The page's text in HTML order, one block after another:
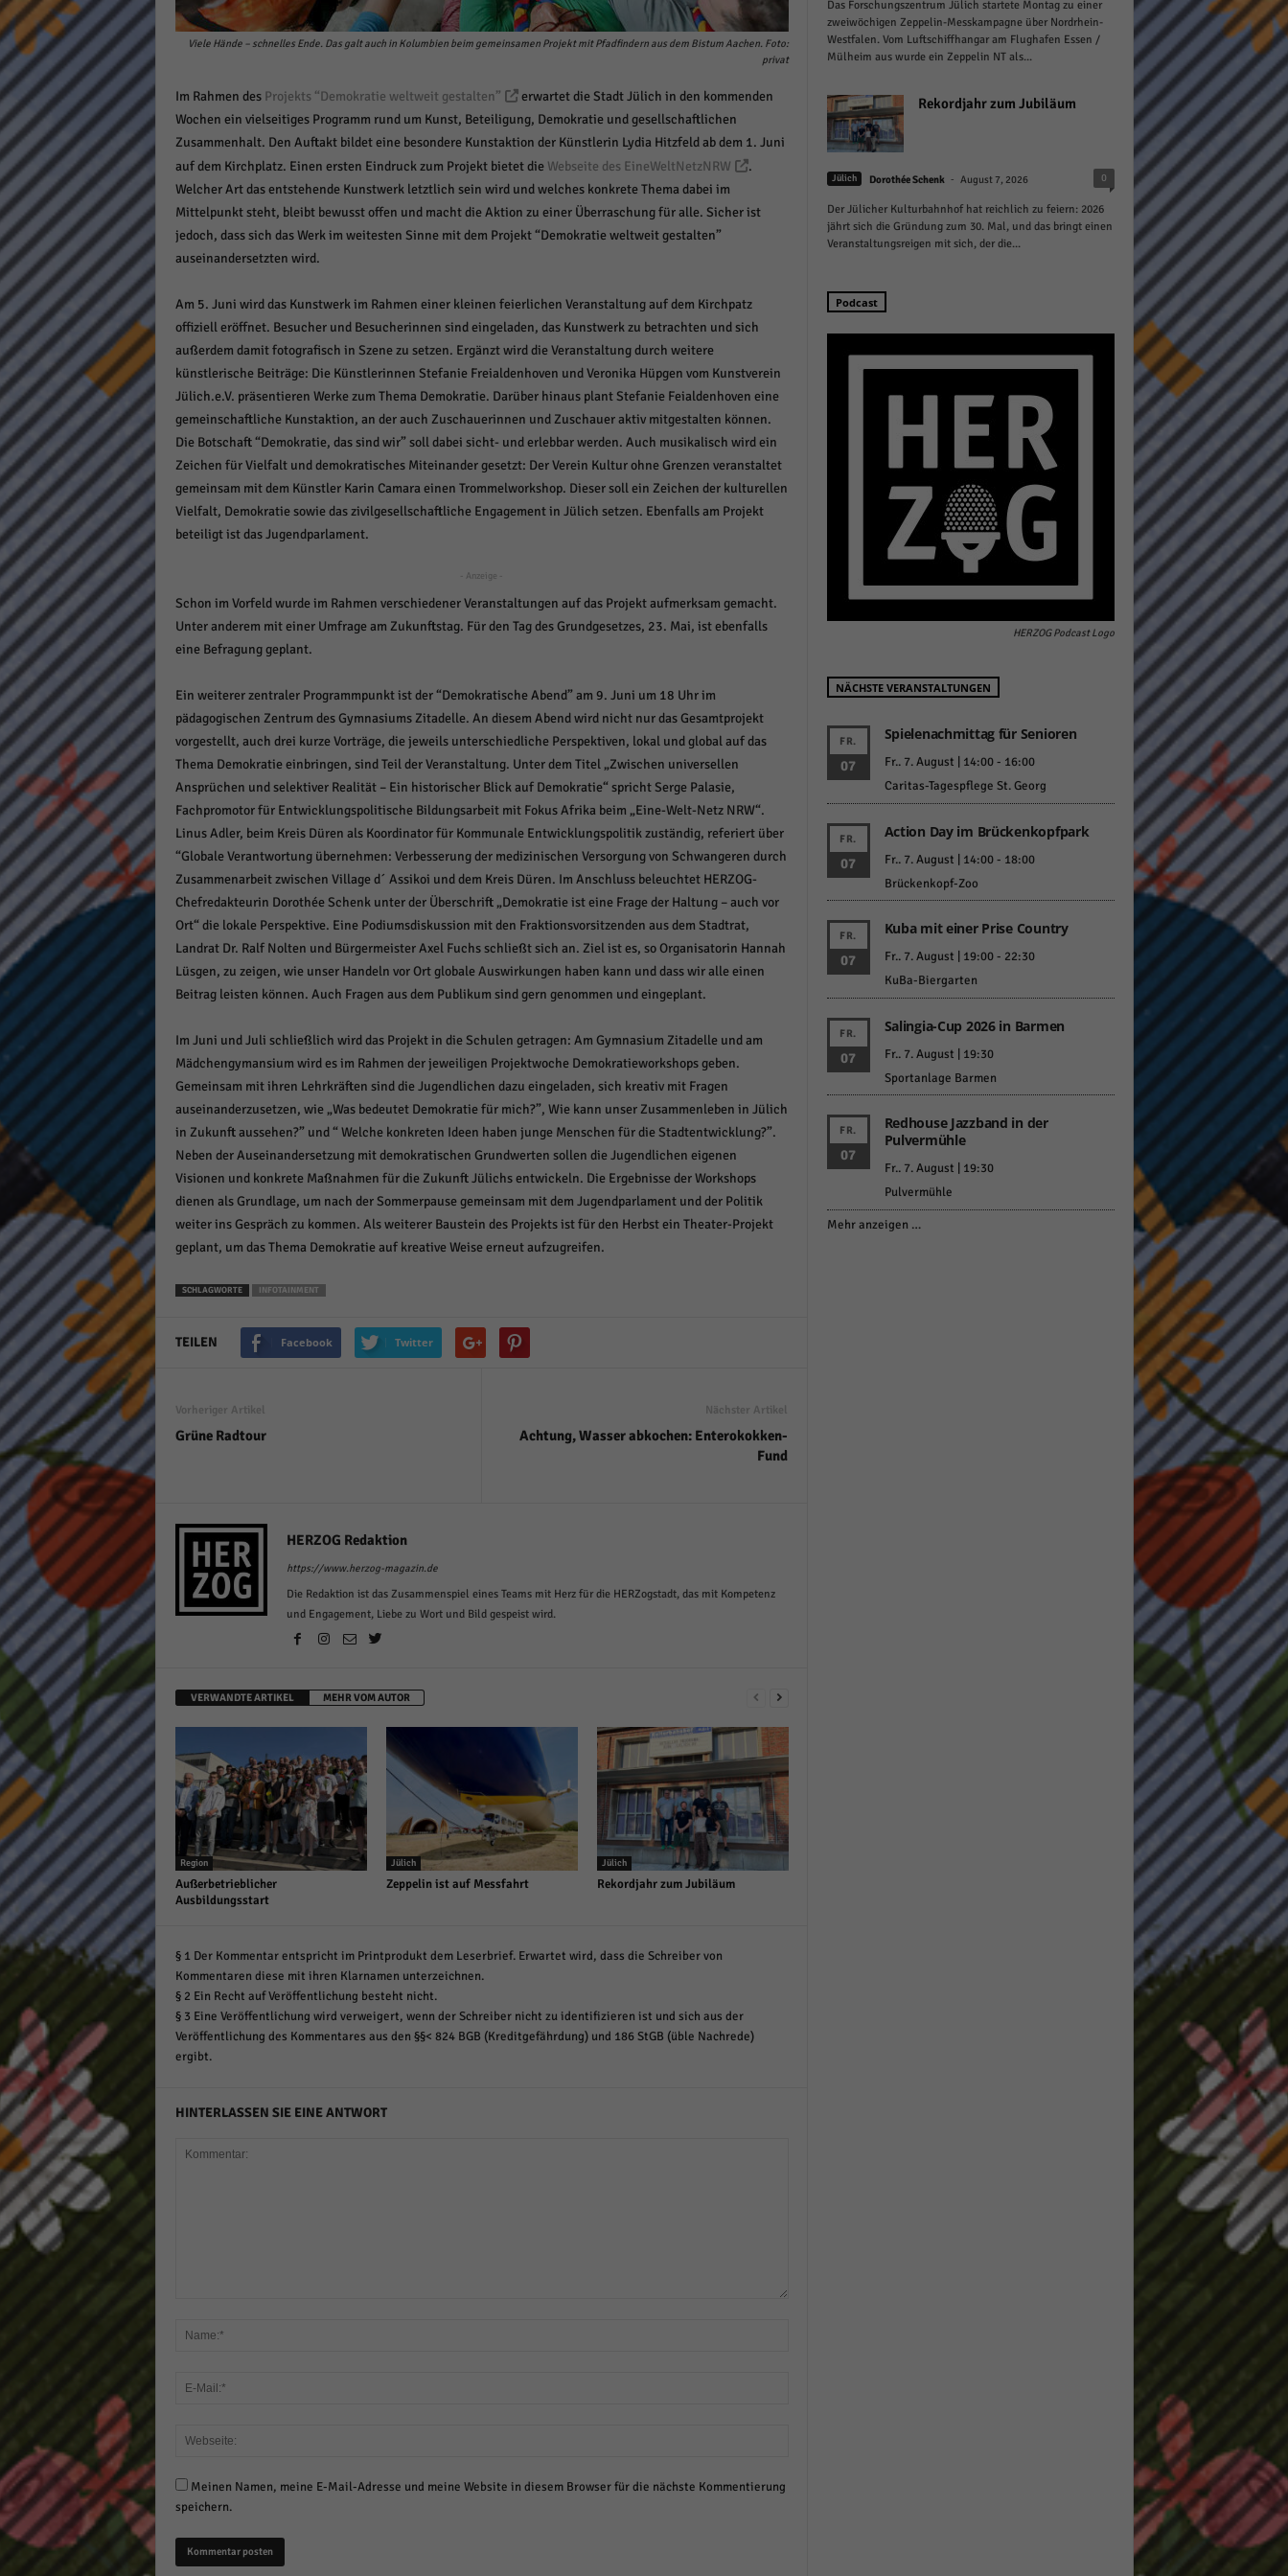
Viele Hände – schnelles Ende. Das galt auch in Kolumbien beim gemeinsamen Projekt mit Pfadfindern aus dem Bistum Aachen. Foto:
privat
Im Rahmen des Projekts “Demokratie weltweit gestalten”
erwartet die Stadt Jülich in den kommenden
Wochen ein vielseitiges Programm rund um Kunst, Beteiligung, Demokratie und gesellschaftlichen
Zusammenhalt. Den Auftakt bildet eine besondere Kunstaktion der Künstlerin Lydia Hitzfeld ab dem 1. Juni
auf dem Kirchplatz. Einen ersten Eindruck zum Projekt bietet die Webseite des EineWeltNetzNRW
.
Welcher Art das entstehende Kunstwerk letztlich sein wird und welches konkrete Thema dabei im
Mittelpunkt steht, bleibt bewusst offen und macht die Aktion zu einer Überraschung für alle. Sicher ist
jedoch, dass sich das Werk im weitesten Sinne mit dem Projekt “Demokratie weltweit gestalten”
auseinandersetzten wird.
Am 5. Juni wird das Kunstwerk im Rahmen einer kleinen feierlichen Veranstaltung auf dem Kirchpatz
offiziell eröffnet. Besucher und Besucherinnen sind eingeladen, das Kunstwerk zu betrachten und sich
außerdem damit fotografisch in Szene zu setzen. Ergänzt wird die Veranstaltung durch weitere
künstlerische Beiträge: Die Künstlerinnen Stefanie Freialdenhoven und Veronika Hüpgen vom Kunstverein
Jülich.e.V. präsentieren Werke zum Thema Demokratie. Darüber hinaus plant Stefanie Feialdenhoven eine
gemeinschaftliche Kunstaktion, an der auch Zuschauerinnen und Zuschauer aktiv mitgestalten können.
Die Botschaft “Demokratie, das sind wir” soll dabei sicht- und erlebbar werden. Auch musikalisch wird ein
Zeichen für Vielfalt und demokratisches Miteinander gesetzt: Der Verein Kultur ohne Grenzen veranstaltet
gemeinsam mit dem Künstler Karin Camara einen Trommelworkshop. Dieser soll ein Zeichen der kulturellen
Vielfalt, Demokratie sowie das zivilgesellschaftliche Engagement in Jülich setzen. Ebenfalls am Projekt
beteiligt ist das Jugendparlament.
- Anzeige -
Schon im Vorfeld wurde im Rahmen verschiedener Veranstaltungen auf das Projekt aufmerksam gemacht.
Unter anderem mit einer Umfrage am Zukunftstag. Für den Tag des Grundgesetzes, 23. Mai, ist ebenfalls
eine Befragung geplant.
Ein weiterer zentraler Programmpunkt ist der “Demokratische Abend” am 9. Juni um 18 Uhr im
pädagogischen Zentrum des Gymnasiums Zitadelle. An diesem Abend wird nicht nur das Gesamtprojekt
vorgestellt, auch drei kurze Vorträge, die jeweils unterschiedliche Perspektiven, lokal und global auf das
Thema Demokratie einbringen, sind Teil der Veranstaltung. Unter dem Titel „Zwischen universellen
Ansprüchen und selektiver Realität – Ein historischer Blick auf Demokratie“ spricht Serge Palasie,
Fachpromotor für Entwicklungspolitische Bildungsarbeit mit Fokus Afrika beim „Eine-Welt-Netz NRW“.
Linus Adler, beim Kreis Düren als Koordinator für Kommunale Entwicklungspolitik zuständig, referiert über
“Globale Verantwortung übernehmen: Verbesserung der medizinischen Versorgung von Schwangeren durch
Zusammenarbeit zwischen Village d´ Assikoi und dem Kreis Düren. Im Anschluss beleuchtet HERZOG-
Chefredakteurin Dorothée Schenk unter der Überschrift „Demokratie ist eine Frage der Haltung – auch vor
Ort“ die lokale Perspektive. Eine Podiumsdiskussion mit den Fraktionsvorsitzenden aus dem Stadtrat,
Landrat Dr. Ralf Nolten und Bürgermeister Axel Fuchs schließt sich an. Ziel ist es, so Organisatorin Hannah
Lüsgen, zu zeigen, wie unser Handeln vor Ort globale Auswirkungen haben kann und dass wir alle einen
Beitrag leisten können. Auch Fragen aus dem Publikum sind gern genommen und eingeplant.
Im Juni und Juli schließlich wird das Projekt in die Schulen getragen: Am Gymnasium Zitadelle und am
Mädchengymansium wird es im Rahmen der jeweiligen Projektwoche Demokratieworkshops geben.
Gemeinsam mit ihren Lehrkräften sind die Jugendlichen dazu eingeladen, sich kreativ mit Fragen
auseinanderzusetzen, wie „Was bedeutet Demokratie für mich?”, Wie kann unser Zusammenleben in Jülich
in Zukunft aussehen?” und “ Welche konkreten Ideen haben junge Menschen für die Stadtentwicklung?”.
Neben der Auseinandersetzung mit demokratischen Grundwerten sollen die Jugendlichen eigenen
Visionen und konkrete Maßnahmen für die Zukunft Jülichs entwickeln. Die Ergebnisse der Workshops
dienen als Grundlage, um nach der Sommerpause gemeinsam mit dem Jugendparlament und der Politik
weiter ins Gespräch zu kommen. Als weiterer Baustein des Projekts ist für den Herbst ein Theater-Projekt
geplant, um das Thema Demokratie auf kreative Weise erneut aufzugreifen.
SCHLAGWORTE INFOTAINMENT
TEILEN Facebook Twitter
Vorheriger Artikel
Grüne Radtour
Nächster Artikel
Achtung, Wasser abkochen: Enterokokken-
Fund
HERZOG Redaktion
https://www.herzog-magazin.de
Die Redaktion ist das Zusammenspiel eines Teams mit Herz für die HERZogstadt, das mit Kompetenz
und Engagement, Liebe zu Wort und Bild gespeist wird.
VERWANDTE ARTIKEL MEHR VOM AUTOR
Region
Außerbetrieblicher
Ausbildungsstart
Jülich
Zeppelin ist auf Messfahrt
Jülich
Rekordjahr zum Jubiläum
§ 1 Der Kommentar entspricht im Printprodukt dem Leserbrief. Erwartet wird, dass die Schreiber von
Kommentaren diese mit ihren Klarnamen unterzeichnen.
§ 2 Ein Recht auf Veröffentlichung besteht nicht.
§ 3 Eine Veröffentlichung wird verweigert, wenn der Schreiber nicht zu identifizieren ist und sich aus der
Veröffentlichung des Kommentares aus den §§< 824 BGB (Kreditgefährdung) und 186 StGB (üble Nachrede)
ergibt.
HINTERLASSEN SIE EINE ANTWORT
Meinen Namen, meine E-Mail-Adresse und meine Website in diesem Browser für die nächste Kommentierung
speichern.
Das Forschungszentrum Jülich startete Montag zu einer
zweiwöchigen Zeppelin-Messkampagne über Nordrhein-
Westfalen. Vom Luftschiffhangar am Flughafen Essen /
Mülheim aus wurde ein Zeppelin NT als...
Rekordjahr zum Jubiläum
Jülich Dorothée Schenk - August 7, 2026 0
Der Jülicher Kulturbahnhof hat reichlich zu feiern: 2026
jährt sich die Gründung zum 30. Mal, und das bringt einen
Veranstaltungsreigen mit sich, der die...
Podcast
HERZOG Podcast Logo
NÄCHSTE VERANSTALTUNGEN
FR.
07
Spielenachmittag für Senioren
Fr.. 7. August | 14:00- 16:00
Caritas-Tagespflege St. Georg
FR.
07
Action Day im Brückenkopfpark
Fr.. 7. August | 14:00- 18:00
Brückenkopf-Zoo
FR.
07
Kuba mit einer Prise Country
Fr.. 7. August | 19:00- 22:30
KuBa-Biergarten
FR.
07
Salingia-Cup 2026 in Barmen
Fr.. 7. August | 19:30
Sportanlage Barmen
FR.
07
Redhouse Jazzband in der
Pulvermühle
Fr.. 7. August | 19:30
Pulvermühle
Mehr anzeigen …
Datenschutzeinstellungen
Essenziell (1)
Essenzielle Cookies ermöglichen grundlegende Funktionen und sind für die einwandfreie
Statistiken (1) Statistiken
Statistik Cookies erfassen Informationen anonym. Diese Informationen helfen uns zu verstehen,
wie unsere Besucher unsere Website nutzen.
Cookie-Informationen anzeigen
Marketing-Cookies werden von Drittanbietern oder Publishern verwendet, um personalisierte
Werbung anzuzeigen. Sie tun dies, indem sie Besucher über Websites hinweg verfolgen.
Externe Medien (6)
Inhalte von Videoplattformen und Social-Media-Plattformen werden standardmäßig blockiert.
Wenn Cookies von externen Medien akzeptiert werden, bedarf der Zugriff auf diese Inhalte
keiner manuellen Einwilligung mehr.
Cookie-Informationen anzeigen
Impressum